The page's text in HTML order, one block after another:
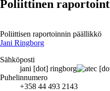
Poliittinen
Poliittisen raportoinnin päällikkö
Jani Ringborg
Sähköposti
jani [dot] ringborg ec
Puhelinnumero
+358 44 493 2143